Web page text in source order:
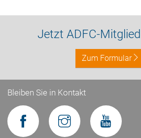
Jetzt ADFC-
Zum Formular
Bleiben Sie in Kontakt